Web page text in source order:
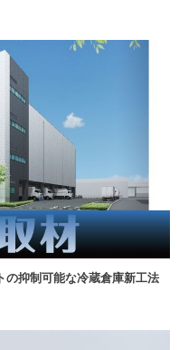
の抑制可能な冷蔵倉庫新工法